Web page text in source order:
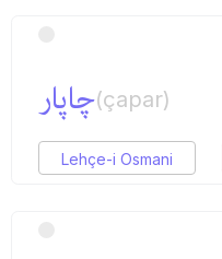
چاپار(çapar)
Lehçe-i Osmani